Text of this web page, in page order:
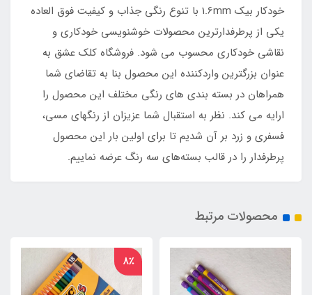
خودکار بیک 1.6mm با تنوع رنگی جذاب و کیفیت فوق العاده
یکی از پرطرفدارترین محصولات خوشنویسی خودکاری و
نقاشی خودکاری محسوب می شود. فروشگاه کلک عشق به
عنوان بزرگترین واردکننده این محصول بنا به تقاضای شما
همراهان در بسته بندی های رنگی مختلف این محصول را
ارایه می کند. نظر به استقبال شما عزیزان از رنگهای مسی،
فسفری و زرد بر آن شدیم تا برای اولین بار این محصول
پرطرفدار را در قالب بسته‌های سه رنگ عرضه نماییم.
محصولات مرتبط
8٪